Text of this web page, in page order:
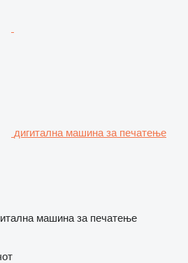
дигитална машина за печатење
машина за печатење